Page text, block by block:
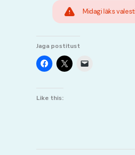
Midagi läks
Jaga postitust
Like this: